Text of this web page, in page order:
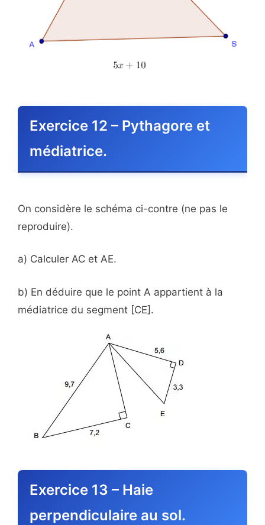
Exercice 12 – Pythagore et
médiatrice.
On considère le schéma ci-contre (ne pas le
reproduire).
a) Calculer AC et AE.
b) En déduire que le point A appartient à la
médiatrice du segment [CE].
Exercice 13 – Haie
perpendiculaire au sol.